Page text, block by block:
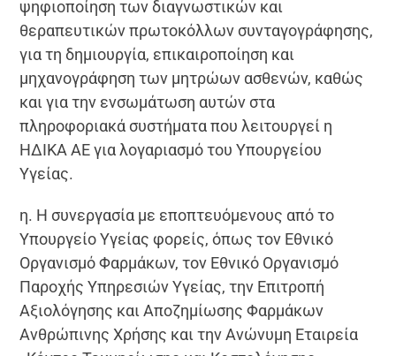
ψηφιοποίηση των διαγνωστικών και
θεραπευτικών πρωτοκόλλων συνταγογράφησης,
για τη δημιουργία, επικαιροποίηση και
μηχανογράφηση των μητρώων ασθενών, καθώς
και για την ενσωμάτωση αυτών στα
πληροφοριακά συστήματα που λειτουργεί η
ΗΔΙΚΑ ΑΕ για λογαριασμό του Υπουργείου
Υγείας.
η. Η συνεργασία με εποπτευόμενους από το
Υπουργείο Υγείας φορείς, όπως τον Εθνικό
Οργανισμό Φαρμάκων, τον Εθνικό Οργανισμό
Παροχής Υπηρεσιών Υγείας, την Επιτροπή
Αξιολόγησης και Αποζημίωσης Φαρμάκων
Ανθρώπινης Χρήσης και την Ανώνυμη Εταιρεία